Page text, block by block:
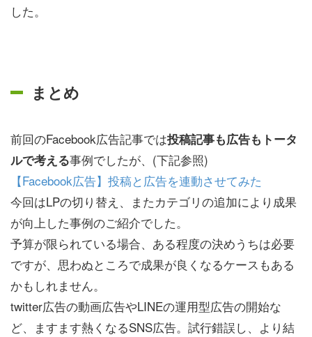
した。
まとめ
前回のFacebook広告記事では投稿記事も広告もトータ
ルで考える事例でしたが、(下記参照)
【Facebook広告】投稿と広告を連動させてみた
今回はLPの切り替え、またカテゴリの追加により成果
が向上した事例のご紹介でした。
予算が限られている場合、ある程度の決めうちは必要
ですが、思わぬところで成果が良くなるケースもある
かもしれません。
twitter広告の動画広告やLINEの運用型広告の開始な
ど、ますます熱くなるSNS広告。試行錯誤し、より結